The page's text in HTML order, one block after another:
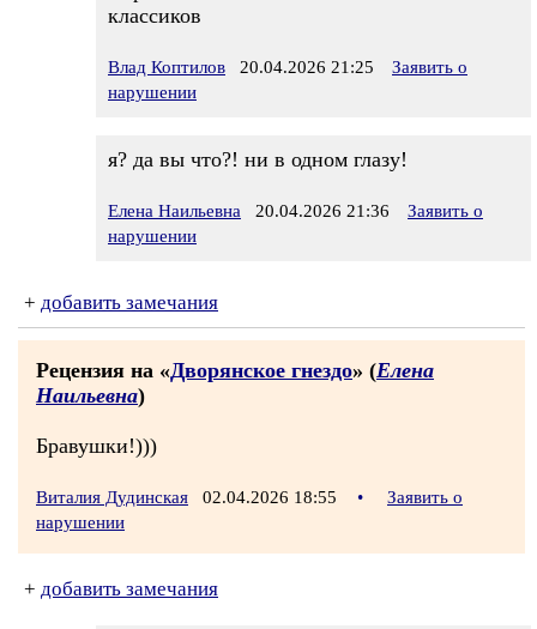
классиков
Влад Коптилов 20.04.2026 21:25
Заявить о
нарушении
я? да вы что?! ни в одном глазу!
Елена Наильевна 20.04.2026 21:36
Заявить о
нарушении
+ добавить замечания
Рецензия на «Дворянское гнездо» (Елена
Наильевна)
Бравушки!)))
Виталия Дудинская 02.04.2026 18:55 •
Заявить о
нарушении
+ добавить замечания